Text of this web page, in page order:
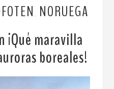
NORUEGA
¡Qué maravilla
boreales!